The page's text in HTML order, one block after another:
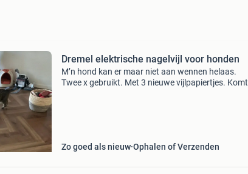
Dremel elektrische nagelvijl voor honden
M’n hond kan er maar niet aan wennen helaas.
Twee x gebruikt. Met 3 nieuwe vijlpapiertjes. Komt
Zo goed als nieuw Ophalen of Verzenden